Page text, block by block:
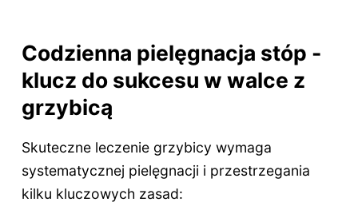
Codzienna pielęgnacja stóp -
klucz do sukcesu w walce z
grzybicą
Skuteczne leczenie grzybicy wymaga
systematycznej pielęgnacji i przestrzegania
kilku kluczowych zasad: